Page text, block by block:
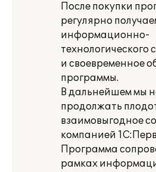
После покупки
регулярно
информационно-
и своевременное
программы.
В дальнейшем мы
продолжать
взаимовыгодное
компанией
Программа
рамках